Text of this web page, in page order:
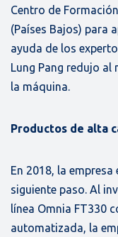
Centro de
(Países Bajos) para
ayuda de los
Lung Pang redujo
la máquina.
Productos de alta
En 2018, la
siguiente paso. Al
línea Omnia FT330
automatizada, la